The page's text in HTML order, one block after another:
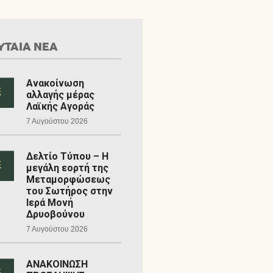
ΝΕΑ
Ανακοίνωση
αλλαγής μέρας
Λαϊκής Αγοράς
7 Αυγούστου 2026
Δελτίο Τύπου – Η
μεγάλη εορτή της
Μεταμορφώσεως
του Σωτήρος στην
Ιερά Μονή
Δρυοβούνου
7 Αυγούστου 2026
ΑΝΑΚΟΙΝΩΣΗ